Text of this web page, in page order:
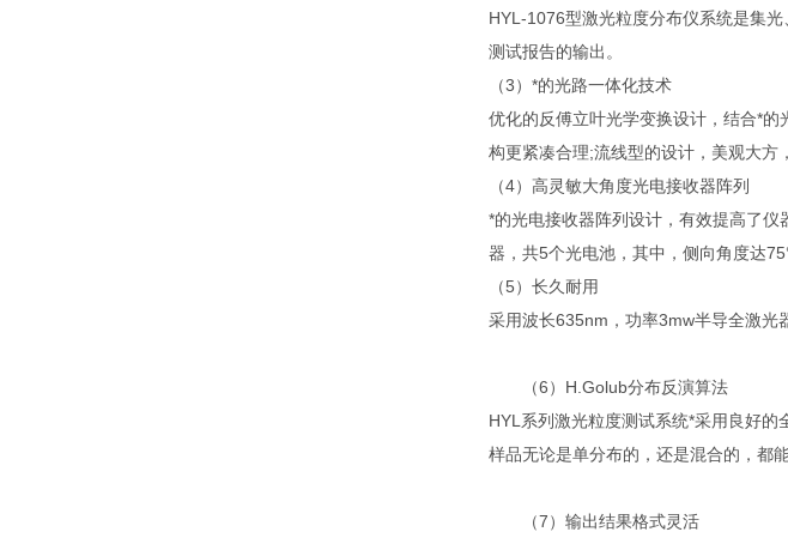
HYL-1076型激光粒度分布仪系统是集
测试报告的输出。
（3）*的光路一体化技术
优化的反傅立叶光学变换设计，结合*
构更紧凑合理;流线型的设计，美观大方
（4）高灵敏大角度光电接收器阵列
*的光电接收器阵列设计，有效提高了
器，共5个光电池，其中，侧向角度达75°
（5）长久耐用
采用波长635nm，功率3mw半导全激光
（6）H.Golub分布反演算法
HYL系列激光粒度测试系统*采用良好
样品无论是单分布的，还是混合的，都
（7）输出结果格式灵活